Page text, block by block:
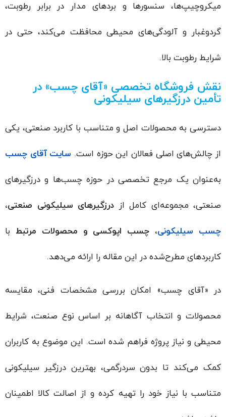
میکروچیپ‌ها، سنسورها و بردهای مدار در برابر رطوبت،
گردوغبار و آلودگی‌های محیطی محافظت می‌کند، حتی در
شرایط رطوبت بالا.
نقش فروشگاه تخصصی «آقای چسب» در
تأمین درزگیرهای سیلیکونی
دسترسی به محصولات اصل و متناسب با کاربرد صنعتی، یکی
از چالش‌های اصلی فعالان این حوزه است. سایت آقای چسب
به‌عنوان یک مرجع تخصصی در حوزه چسب‌ها و درزگیرهای
صنعتی، مجموعه‌ای کامل از درزگیرهای سیلیکونی صنعتی،
چسب سیلیکونی، چسب اپوکسی و محصولات مرتبطبا
کاربردهای مطرح‌شده در این مقاله را ارائه می‌دهد.
در «آقای چسب» امکان بررسی مشخصات فنی، مقایسه
محصولات و انتخاب آگاهانه بر اساس نوع صنعت، شرایط
محیطی و نیاز پروژه فراهم شده است. این موضوع به کاربران
کمک می‌کند تا بدون سردرگمی، بهترین درزگیر سیلیکونی
متناسب با نیاز خود را تهیه کرده و از اصالت کالا اطمینان